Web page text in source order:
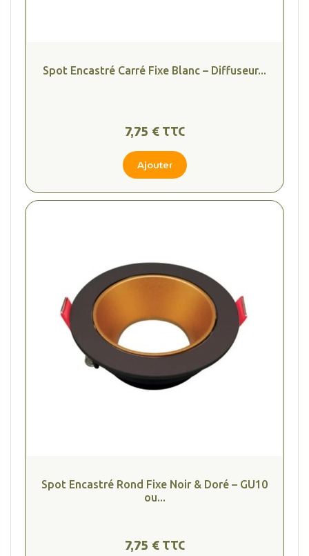
Spot Encastré Carré Fixe Blanc – Diffuseur...
7,75 € TTC
Ajouter
Spot Encastré Rond Fixe Noir & Doré – GU10
ou...
7,75 € TTC